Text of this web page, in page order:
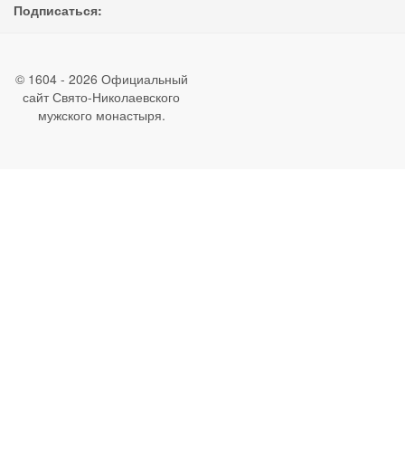
Подписаться:
© 1604 - 2026 Официальный
сайт Свято-Николаевского
мужского монастыря.